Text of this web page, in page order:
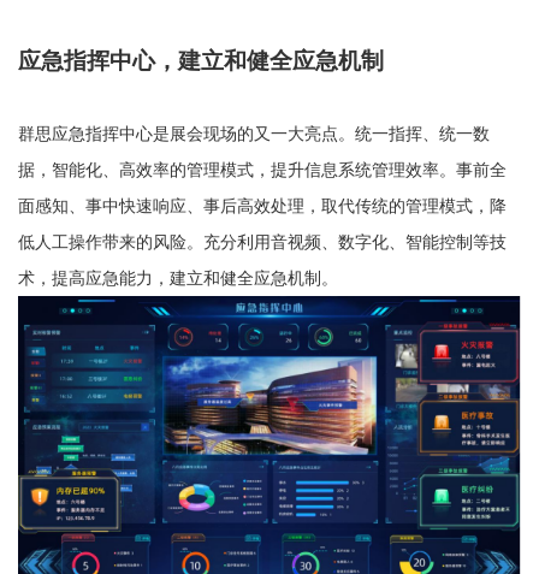
应急指挥中心， 建立和健全应急机制
群思应急指挥中心是 展会现场的又一大亮点 。 统一指挥、统一数
据，智能化、高效率的管理模式 ， 提升信息系统管理效率。事前全
面感知、事中快速响应、事后高效处理，取代传统的管理模式，降
低人工操作带来的风险。充分利用音视频、数字化、智能控制等技
术，提高应急能力，建立和健全应急机制。